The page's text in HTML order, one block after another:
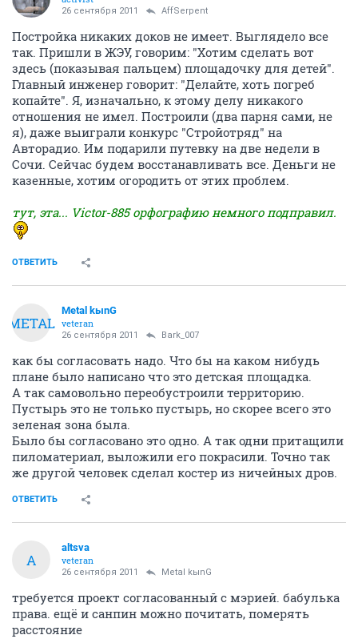
26 сентября 2011 AffSerpent
Постройка никаких доков не имеет. Выглядело все
так. Пришли в ЖЭУ, говорим: "Хотим сделать вот
здесь (показывая пальцем) площадочку для детей".
Главный инженер говорит: "Делайте, хоть погреб
копайте". Я, изначально, к этому делу никакого
отношения не имел. Построили (два парня сами, не
я), даже выиграли конкурс "Стройотряд" на
Авторадио. Им подарили путевку на две недели в
Сочи. Сейчас будем восстанавливать все. Деньги не
казенные, хотим огородить от этих проблем.
тут, эта... Victor-885 орфографию немного подправил.
ОТВЕТИТЬ
METAL
Metal kыnG
veteran
26 сентября 2011 Bark_007
как бы согласовать надо. Что бы на каком нибудь
плане было написано что это детская площадка.
А так самовольно переобустроили территорию.
Пустырь это не только пустырь, но скорее всего это
зеленая зона была.
Было бы согласовано это одно. А так одни притащили
пиломатериал, выложили его покрасили. Точно так
же другой человек сделал костер из ничейных дров.
ОТВЕТИТЬ
A
altsva
veteran
26 сентября 2011 Metal kыnG
требуется проект согласованный с мэрией. бабулька
права. ещё и санпин можно почитать, померять
расстояние